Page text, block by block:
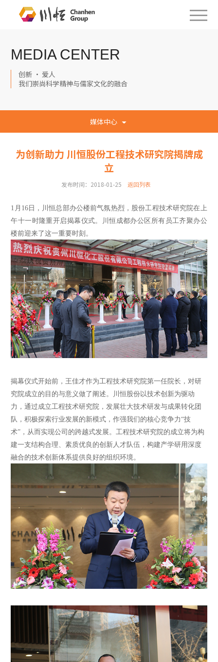
MEDIA CENTER
创新 · 爱人
我们崇尚科学精神与儒家文化的融合
媒体中心
为创新助力 川恒股份工程技术研究院揭牌成
立
发布时间：2018-01-25 返回列表
1月16日，川恒总部办公楼前气氛热烈， 股份工程技术研究院在上
午十一时隆重开启揭幕仪式。川恒成都办公区所有员工齐聚办公
楼前迎来了这一重要时刻。
揭幕仪式开始前，王佳才作为工程技术研究院第一任院长，对研
究院成立的目的与意义做了阐述。川恒股份以技术创新为驱动
力，通过成立工程技术研究院，发展壮大技术研发与成果转化团
队，积极探索行业发展的新模式，作强我们的核心竞争力“技
术”，从而实现公司的跨越式发展。工程技术研究院的成立将为构
建一支结构合理、素质优良的创新人才队伍，构建产学研用深度
融合的技术创新体系提供良好的组织环境。